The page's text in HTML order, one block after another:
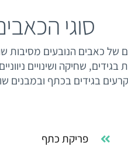
סוגי
כאבים הנובעים מסיבות
בגידים, שחיקה ושינויים
קרעים בגידים בכתף ובמבנים
פריקת כתף